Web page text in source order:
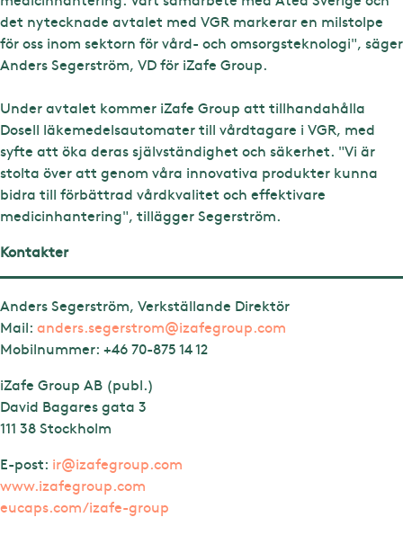
det nytecknade avtalet med VGR markerar en milstolpe
för oss inom sektorn för vård- och omsorgsteknologi", säger
Anders Segerström, VD för iZafe Group.
Under avtalet kommer iZafe Group att tillhandahålla
Dosell läkemedelsautomater till vårdtagare i VGR, med
syfte att öka deras självständighet och säkerhet. "Vi är
stolta över att genom våra innovativa produkter kunna
bidra till förbättrad vårdkvalitet och effektivare
medicinhantering", tillägger Segerström.
Kontakter
Anders Segerström, Verkställande Direktör
Mail: anders.segerstrom@izafegroup.com
Mobilnummer: +46 70-875 14 12
iZafe Group AB (publ.)
David Bagares gata 3
111 38 Stockholm
E-post: ir@izafegroup.com
www.izafegroup.com
eucaps.com/izafe-group